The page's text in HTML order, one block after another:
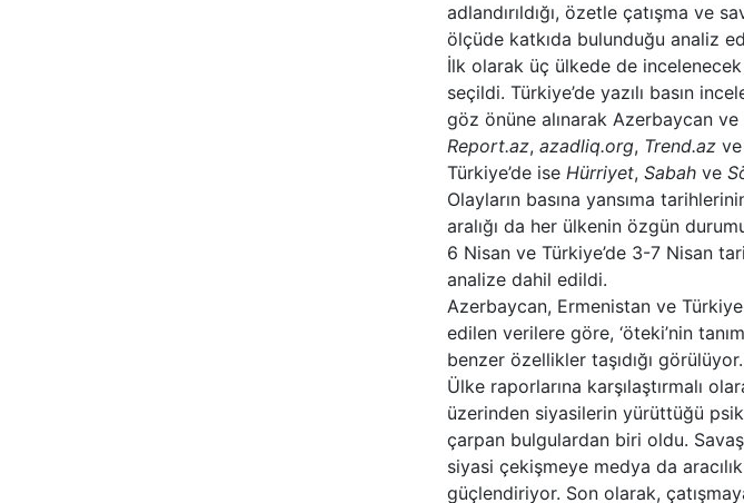
adlandırıldığı, özetle çatışma ve
ölçüde katkıda bulunduğu analiz
İlk olarak üç ülkede de
seçildi. Türkiye’de yazılı basın
göz önüne alınarak Azerbaycan ve
Report.az, azadliq.org, Trend.az ve
Türkiye’de ise Hürriyet, Sabah ve
Olayların basına yansıma
aralığı da her ülkenin özgün
6 Nisan ve Türkiye’de 3-7 Nisan
analize dahil edildi.
Azerbaycan, Ermenistan ve
edilen verilere göre, ‘öteki’nin
benzer özellikler taşıdığı görülüyor.
Ülke raporlarına karşılaştırmalı
üzerinden siyasilerin yürüttüğü
çarpan bulgulardan biri oldu.
siyasi çekişmeye medya da
güçlendiriyor. Son olarak,